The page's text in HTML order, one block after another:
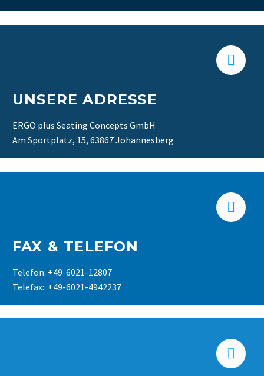


UNSERE ADRESSE
ERGO plus Seating Concepts GmbH
Am Sportplatz, 15, 63867 Johannesberg


FAX & TELEFON
Telefon: +49-6021-12807
Telefax:: +49-6021-4942237

